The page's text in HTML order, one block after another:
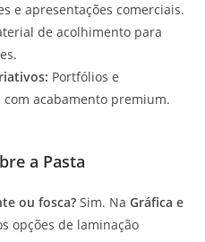
e apresentações comerciais.
de acolhimento para
Portfólios e
acabamento premium.
a Pasta
ou fosca? Sim. NaGráfica e
opções de laminação